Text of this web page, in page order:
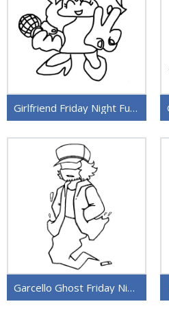
Girlfriend Friday Night Funkin
Garcello Ghost Friday Night Funkin